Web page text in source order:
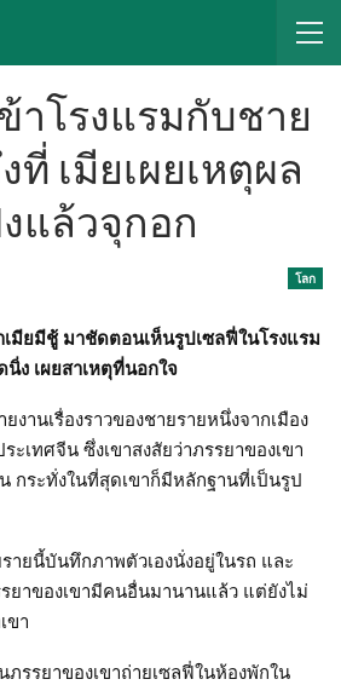
าโรงแรมกับชาย
เมียเผยเหตุผล
แล้วจุกอก
โลก
เมียมีชู้ มาชัดตอนเห็นรูปเซลฟี่ในโรงแรม
ง เผยสาเหตุที่นอกใจ
านเรื่องราวของชายรายหนึ่งจากเมือง
เทศจีน ซึ่งเขาสงสัยว่าภรรยาของเขา
กระทั่งในที่สุดเขาก็มีหลักฐานที่เป็นรูป
ายนี้บันทึกภาพตัวเองนั่งอยู่ในรถ และ
ยาของเขามีคนอื่นมานานแล้ว แต่ยังไม่
ขา
ภรรยาของเขาถ่ายเซลฟี่ในห้องพักใน